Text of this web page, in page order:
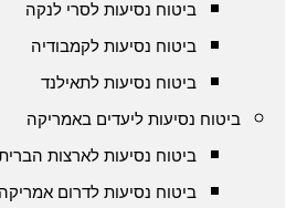
ביטוח נסיעות לסרי לנקה
ביטוח נסיעות לקמבודיה
ביטוח נסיעות לתאילנד
ביטוח נסיעות ליעדים באמריקה
ביטוח נסיעות לארצות
ביטוח נסיעות לדרום אמריקה